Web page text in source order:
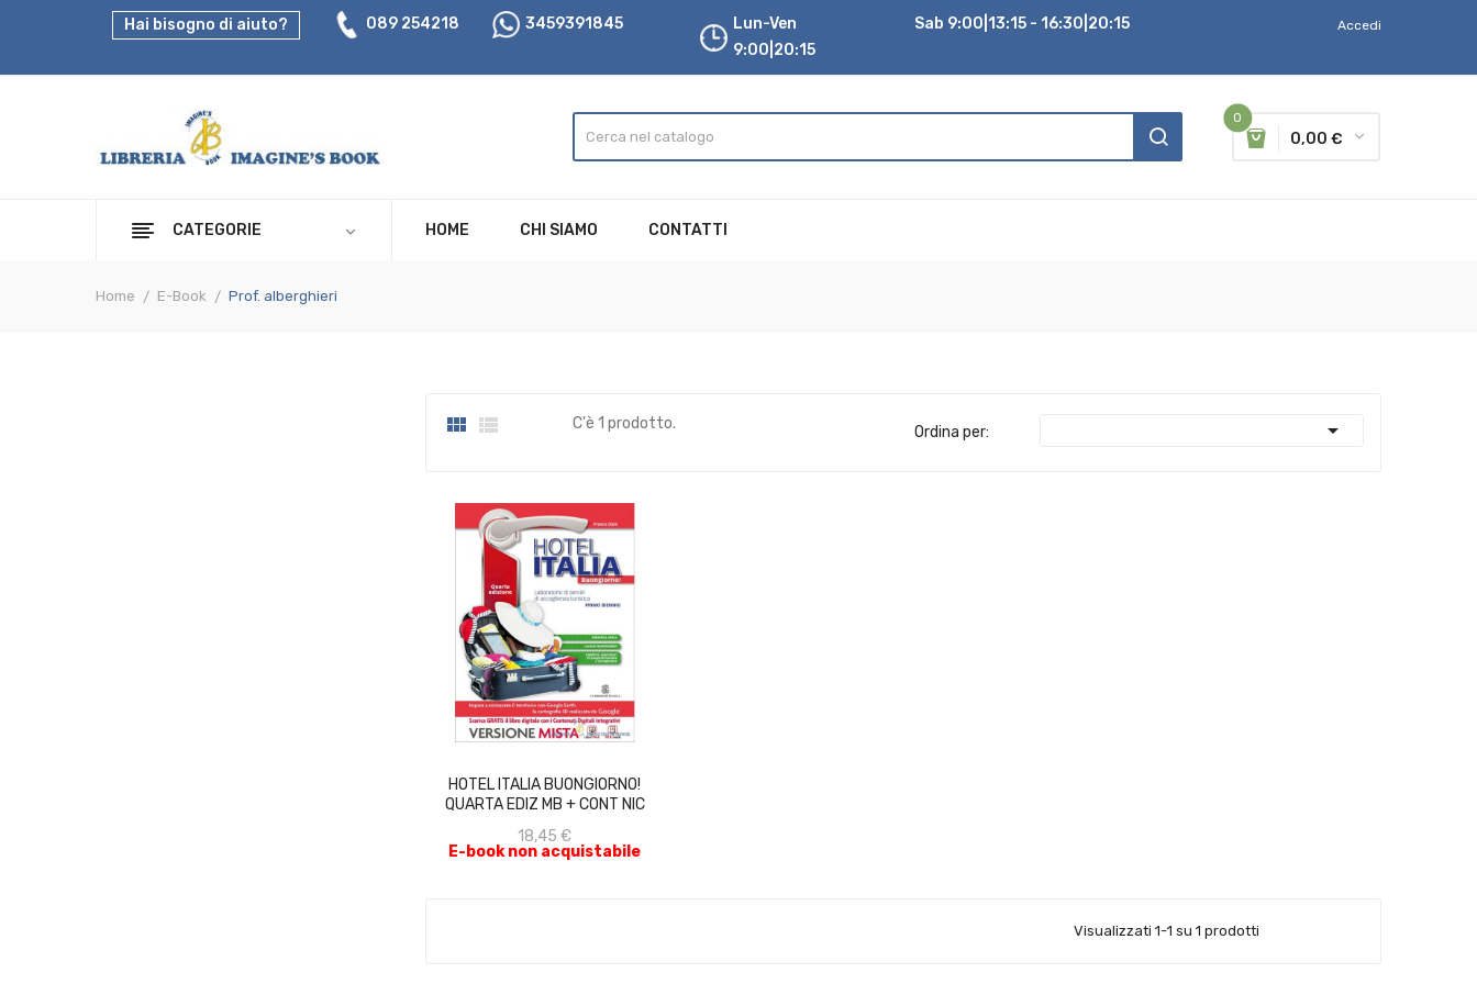
Hai bisogno di aiuto? 089 254218 3459391845
Lun-Ven
9:00|20:15
Sab 9:00|13:15 - 16:30|20:15 Accedi
0
0,00 €
CATEGORIE HOME CHI SIAMO CONTATTI
Home E-Book Prof. alberghieri
  C'è 1 prodotto. Ordina per: 
HOTEL ITALIA BUONGIORNO!
QUARTA EDIZ MB + CONT NIC
18,45 €
E-book non acquistabile
ACQUISTA
Visualizzati 1-1 su 1 prodotti